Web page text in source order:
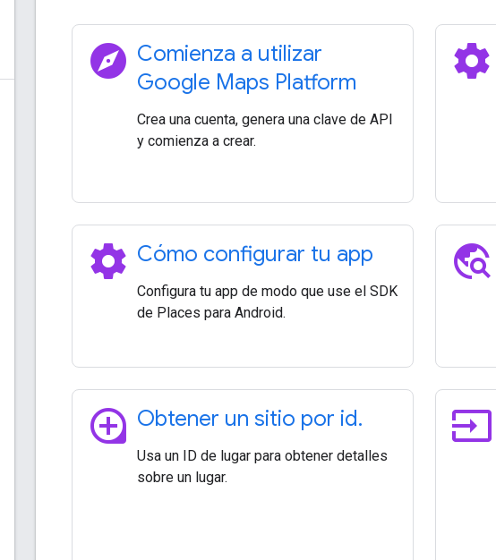
explore Comienza a utilizar
Google Maps Platform
Crea una cuenta, genera una clave de API
y comienza a crear.
settings
settings Cómo configurar tu app
Configura tu app de modo que use el SDK
de Places para Android.
travel_explore
loupe Obtener un sitio por id.
Usa un ID de lugar para obtener detalles
sobre un lugar.
input